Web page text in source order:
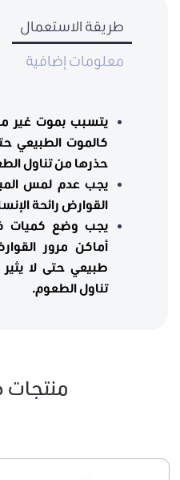
طريقة الاستعمال
معلومات إضافية
يتسبب بموت غير
كالموت الطبيعي
حذرها من تناول
يجب عدم لمس
القوارض رائحة
يجب وضع كميات
أماكن مرور
طبيعي حتى لا
تناول الطعوم.
منتجات